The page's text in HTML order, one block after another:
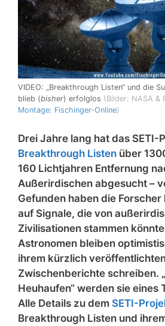
VIDEO: „Breakthrough Listen“ und die
blieb (bisher) erfolglos (Bilder: NASA &
Montage: Fischinger-Online)
Drei Jahre lang hat das SETI-
Breakthrough Listen über
160 Lichtjahren Entfernung
Außerirdischen abgesucht –
Gefunden haben die
auf Signale, die von
Zivilisationen stammen
Astronomen bleiben
ihrem kürzlich
Zwischenberichte schreiben.
Heuhaufen“ werden sie eines
Alle Details zu dem SETI-
Breakthrough Listen und